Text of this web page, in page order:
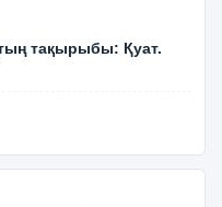
тақырыбы: Қуат.